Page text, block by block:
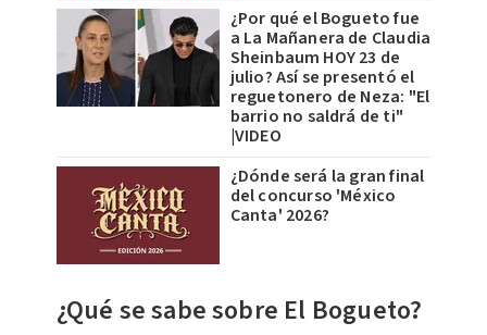
¿Por qué el Bogueto fue
a La Mañanera de Claudia
Sheinbaum HOY 23 de
julio? Así se presentó el
reguetonero de Neza: "El
barrio no saldrá de ti"
|VIDEO
¿Dónde será la gran final
del concurso 'México
Canta' 2026?
​¿Qué se sabe sobre El Bogueto?